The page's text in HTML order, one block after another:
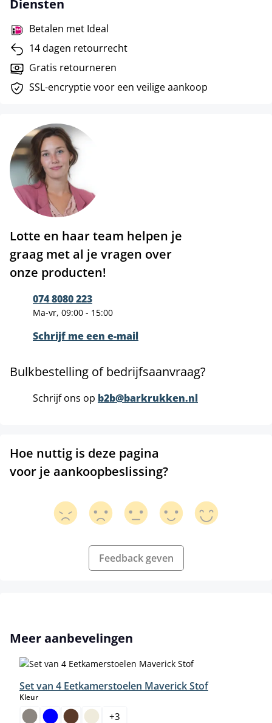
Diensten
Betalen met Ideal
14 dagen retourrecht
Gratis retourneren
SSL-encryptie voor een veilige aankoop
Lotte en haar team helpen je
graag met al je vragen over
onze producten!
074 8080 223
Ma-vr, 09:00 - 15:00
Schrijf me een e-mail
Bulkbestelling of bedrijfsaanvraag?
Schrijf ons op b2b@barkrukken.nl
Hoe nuttig is deze pagina
voor je aankoopbeslissing?
Feedback geven
Productgalerij overslaan
Meer aanbevelingen
Set van 4 Eetkamerstoelen Maverick Stof
Kleurselect
+3